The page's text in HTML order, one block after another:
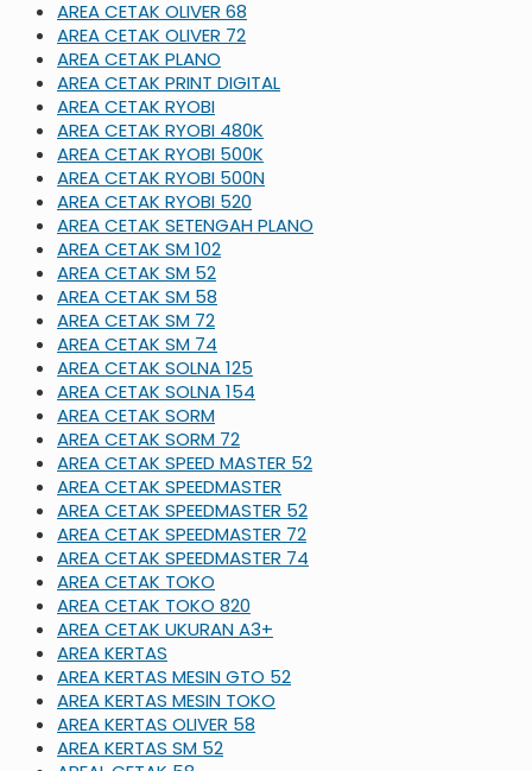
AREA CETAK OLIVER 68
AREA CETAK OLIVER 72
AREA CETAK PLANO
AREA CETAK PRINT DIGITAL
AREA CETAK RYOBI
AREA CETAK RYOBI 480K
AREA CETAK RYOBI 500K
AREA CETAK RYOBI 500N
AREA CETAK RYOBI 520
AREA CETAK SETENGAH PLANO
AREA CETAK SM 102
AREA CETAK SM 52
AREA CETAK SM 58
AREA CETAK SM 72
AREA CETAK SM 74
AREA CETAK SOLNA 125
AREA CETAK SOLNA 154
AREA CETAK SORM
AREA CETAK SORM 72
AREA CETAK SPEED MASTER 52
AREA CETAK SPEEDMASTER
AREA CETAK SPEEDMASTER 52
AREA CETAK SPEEDMASTER 72
AREA CETAK SPEEDMASTER 74
AREA CETAK TOKO
AREA CETAK TOKO 820
AREA CETAK UKURAN A3+
AREA KERTAS
AREA KERTAS MESIN GTO 52
AREA KERTAS MESIN TOKO
AREA KERTAS OLIVER 58
AREA KERTAS SM 52